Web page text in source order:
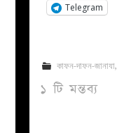
Telegram
কাফন-দাফন-জানাযা,
১ টি মন্তব্য